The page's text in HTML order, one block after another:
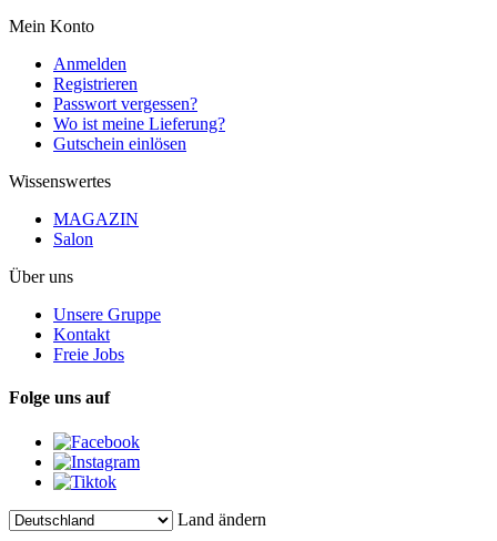
Mein Konto
Anmelden
Registrieren
Passwort vergessen?
Wo ist meine Lieferung?
Gutschein einlösen
Wissenswertes
MAGAZIN
Salon
Über uns
Unsere Gruppe
Kontakt
Freie Jobs
Folge uns auf
Land ändern